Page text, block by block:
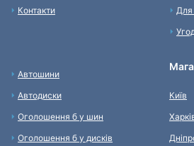
Контакти
Для
Автошини
Автодиски
Оголошення б у шин
Оголошення б у дисків
Київ